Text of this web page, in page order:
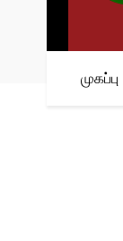
முகப்பு